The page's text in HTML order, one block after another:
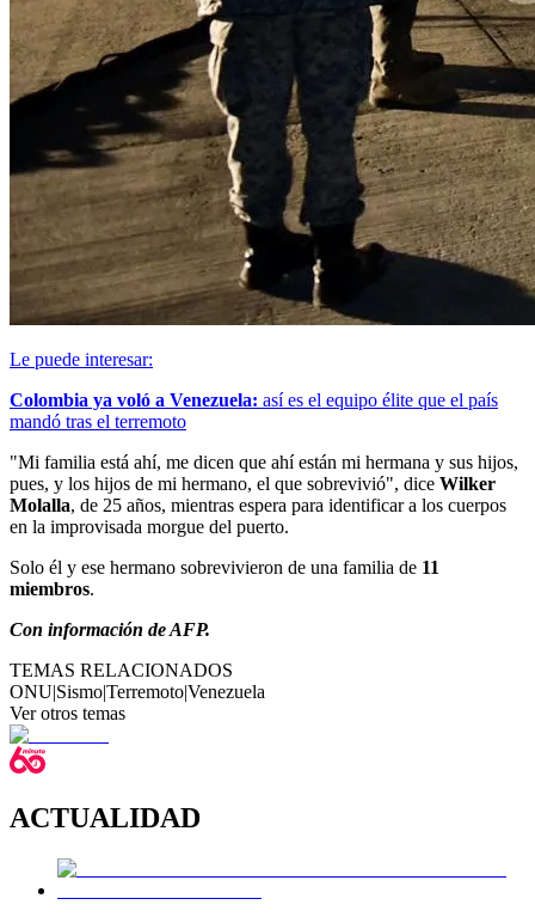
Le puede interesar:
Colombia ya voló a Venezuela: así es el equipo élite que el país
mandó tras el terremoto
"Mi familia está ahí, me dicen que ahí están mi hermana y sus hijos,
pues, y los hijos de mi hermano, el que sobrevivió", dice Wilker
Molalla, de 25 años, mientras espera para identificar a los cuerpos
en la improvisada morgue del puerto.
Solo él y ese hermano sobrevivieron de una familia de 11
miembros.
Con información de AFP.
TEMAS RELACIONADOS
ONU|Sismo|Terremoto|Venezuela
Ver otros temas
ACTUALIDAD